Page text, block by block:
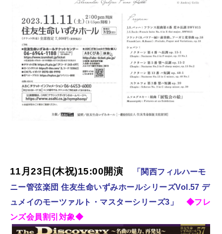
11月23日(木祝)15:00開演
「関西フィルハーモ
ニー管弦楽団 住友生命いずみホールシリーズVol.57 デ
ュメイのモーツァルト・マスターシリーズ3」
◆フレ
ンズ会員割引対象◆